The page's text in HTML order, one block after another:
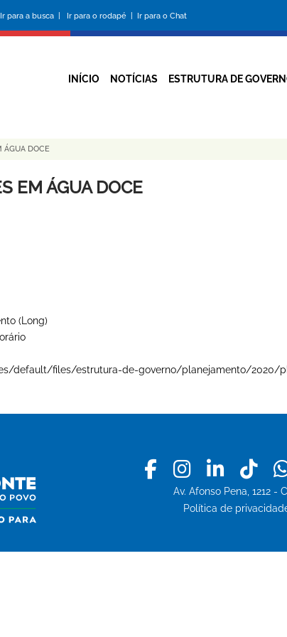
Ir para a busca | Ir para o rodapé | Ir para o Chat
da
INÍCIO NOTÍCIAS ESTRUTURA DE
ÁGUA DOCE
EM ÁGUA DOCE
(Long)
default/files/estrutura-de-governo/planejamento/2020/
Facebook
Av. Afonso Pena, 1212 -
Política de